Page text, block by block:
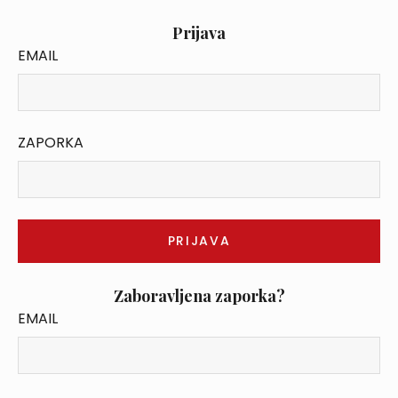
Prijava
EMAIL
ZAPORKA
Zaboravljena zaporka?
EMAIL